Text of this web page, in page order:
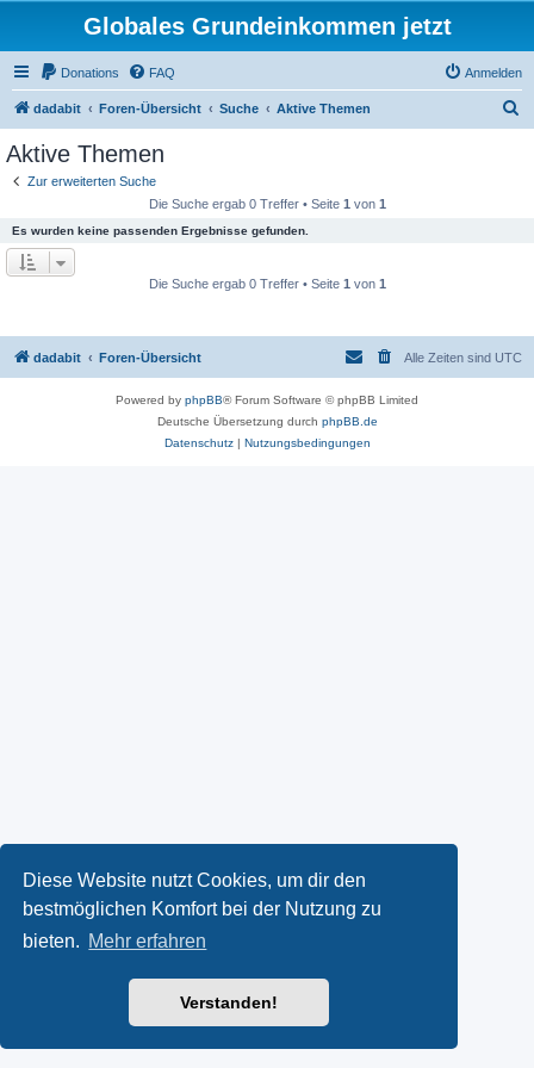
Diese Website nutzt Cookies, um dir den
bestmöglichen Komfort bei der Nutzung zu
bieten. Mehr erfahren
Verstanden!
Globales Grundeinkommen jetzt
Donations FAQ Anmelden
dadabit Foren-Übersicht Suche Aktive Themen
Aktive Themen
Zur erweiterten Suche
Die Suche ergab 0 Treffer • Seite 1 von 1
Es wurden keine passenden Ergebnisse gefunden.
Die Suche ergab 0 Treffer • Seite 1 von 1
dadabit Foren-Übersicht Alle Zeiten sind UTC
Powered by phpBB® Forum Software © phpBB Limited
Deutsche Übersetzung durch phpBB.de
Datenschutz| Nutzungsbedingungen